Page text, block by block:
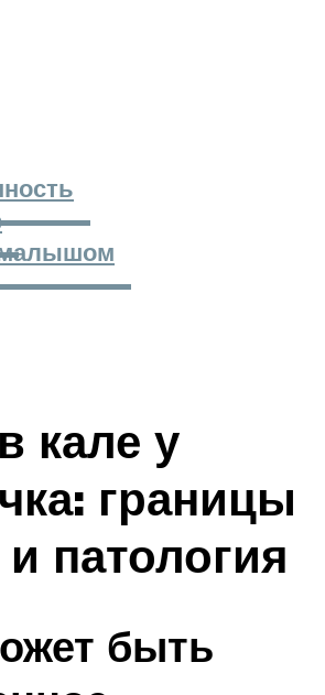
кале у
границы
патология
быть